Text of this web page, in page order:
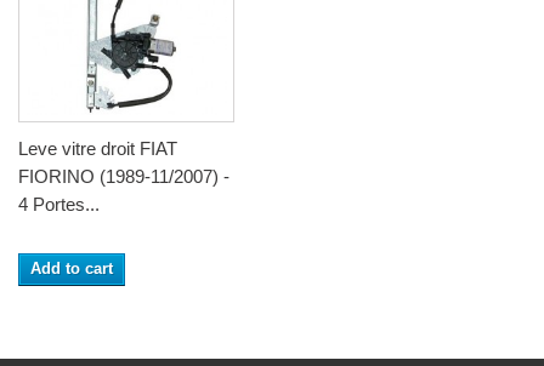
Leve vitre droit FIAT
FIORINO (1989-11/2007) -
4 Portes...
Add to cart